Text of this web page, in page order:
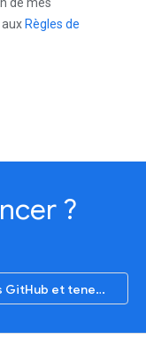
?
Commencez dès maintenant depuis GitHub et tenez-vous informé